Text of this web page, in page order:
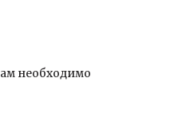
необходимо